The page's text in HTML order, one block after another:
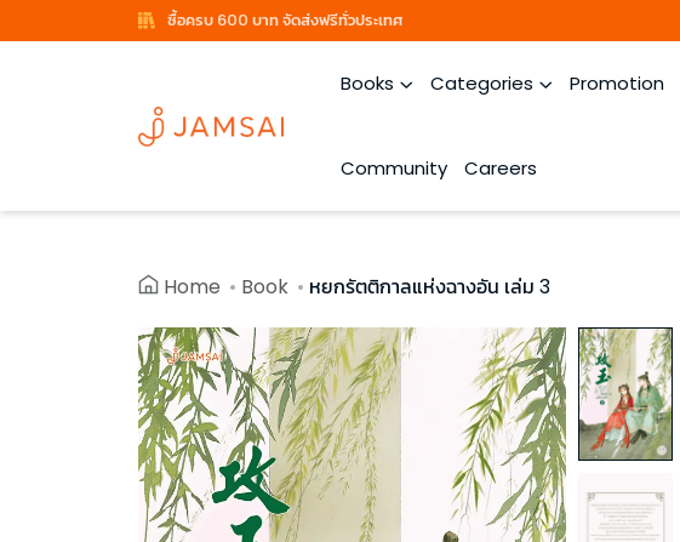
ซื้อครบ 600 บาท จัดส่งฟรีทั่วประเทศ
Books Categories Promotion
Community Careers
Home Book หยกรัตติกาลแห่งฉางอัน เล่ม 3